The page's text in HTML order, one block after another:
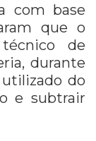
com base
que o
de
durante
do
e subtrair